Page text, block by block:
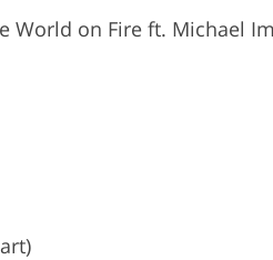
World on Fire ft. Michael